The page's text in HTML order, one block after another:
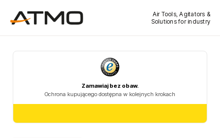
Air Tools, Agitators &
Solutions for industry